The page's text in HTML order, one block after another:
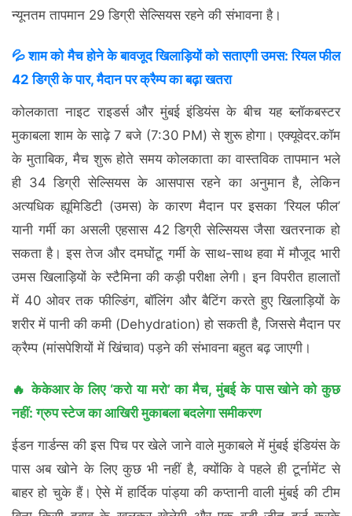
न्यूनतम तापमान 29 डिग्री सेल्सियस रहने की संभावना है।
💦 शाम को मैच होने के बावजूद खिलाड़ियों को सताएगी उमस: रियल फील
42 डिग्री के पार, मैदान पर क्रैम्प का बढ़ा खतरा
कोलकाता नाइट राइडर्स और मुंबई इंडियंस के बीच यह ब्लॉकबस्टर
मुकाबला शाम के साढ़े 7 बजे (7:30 PM) से शुरू होगा। एक्यूवेदर.कॉम
के मुताबिक, मैच शुरू होते समय कोलकाता का वास्तविक तापमान भले
ही 34 डिग्री सेल्सियस के आसपास रहने का अनुमान है, लेकिन
अत्यधिक ह्यूमिडिटी (उमस) के कारण मैदान पर इसका ‘रियल फील’
यानी गर्मी का असली एहसास 42 डिग्री सेल्सियस जैसा खतरनाक हो
सकता है। इस तेज और दमघोंटू गर्मी के साथ-साथ हवा में मौजूद भारी
उमस खिलाड़ियों के स्टैमिना की कड़ी परीक्षा लेगी। इन विपरीत हालातों
में 40 ओवर तक फील्डिंग, बॉलिंग और बैटिंग करते हुए खिलाड़ियों के
शरीर में पानी की कमी (Dehydration) हो सकती है, जिससे मैदान पर
क्रैम्प (मांसपेशियों में खिंचाव) पड़ने की संभावना बहुत बढ़ जाएगी।
🔥 केकेआर के लिए ‘करो या मरो’ का मैच, मुंबई के पास खोने को कुछ
नहीं: ग्रुप स्टेज का आखिरी मुकाबला बदलेगा समीकरण
ईडन गार्डन्स की इस पिच पर खेले जाने वाले मुकाबले में मुंबई इंडियंस के
पास अब खोने के लिए कुछ भी नहीं है, क्योंकि वे पहले ही टूर्नामेंट से
बाहर हो चुके हैं। ऐसे में हार्दिक पांड्या की कप्तानी वाली मुंबई की टीम